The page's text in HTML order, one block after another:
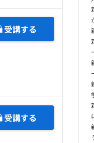
受講する
受講する